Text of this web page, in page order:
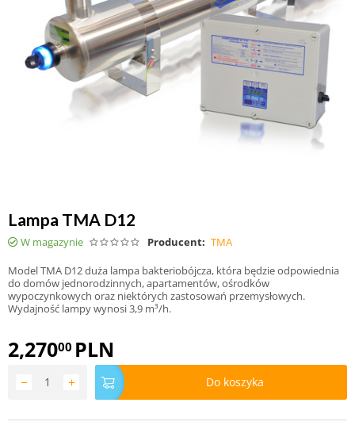
Lampa TMA D12
W magazynie Producent: TMA
Model TMA D12 duża lampa bakteriobójcza, która będzie odpowiednia
do domów jednorodzinnych, apartamentów, ośrodków
wypoczynkowych oraz niektórych zastosowań przemysłowych.
Wydajność lampy wynosi 3,9 m³/h.
2,27000 PLN
+
− Do koszyka